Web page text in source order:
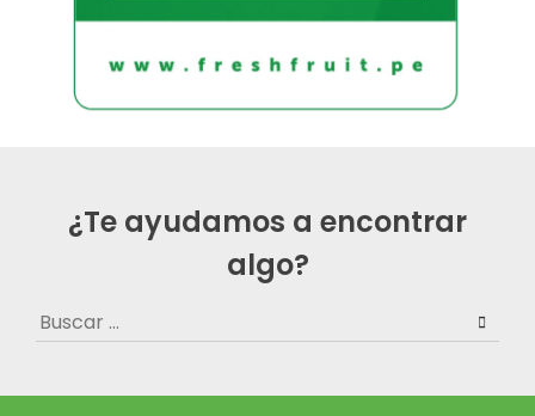
¿Te ayudamos a encontrar
algo?
Buscar: